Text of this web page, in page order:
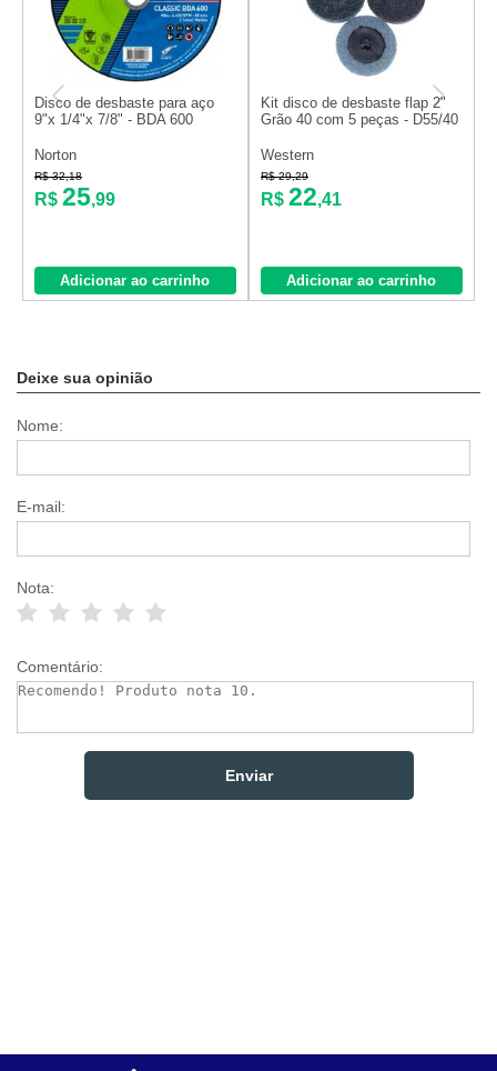
Disco de desbaste para aço
9"x 1/4"x 7/8" - BDA 600
Norton
R$ 32,18
R$ 25,99
Adicionar ao carrinho
Kit disco de desbaste flap 2"
Grão 40 com 5 peças - D55/40
Western
R$ 29,29
R$ 22,41
Adicionar ao carrinho
Deixe sua opinião
Nome:
E-mail:
Nota:
Comentário: